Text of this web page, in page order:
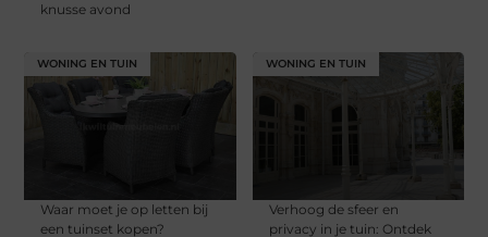
knusse avond
WONING EN TUIN
Waar moet je op letten bij
een tuinset kopen?
WONING EN TUIN
Verhoog de sfeer en
privacy in je tuin: Ontdek